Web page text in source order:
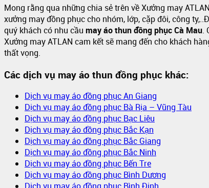
Mong rằng qua những chia sẻ trên về Xưởng may
xưởng may đồng phục cho nhóm, lớp, cặp đôi, công
quý khách có nhu cầu may áo thun đồng phục Cà Mau.
Xưởng may ATLAN cam kết sẽ mang đến cho khách
thất vọng.
Các dịch vụ may áo thun đồng phục khác:
Dịch vụ may áo đồng phục An Giang
Dịch vụ may áo đồng phục Bà Rịa – Vũng Tàu
Dịch vụ may áo đồng phục Bạc Liêu
Dịch vụ may áo đồng phục Bắc Kạn
Dịch vụ may áo đồng phục Bắc Giang
Dịch vụ may áo đồng phục Bắc Ninh
Dịch vụ may áo đồng phục Bến Tre
Dịch vụ may áo đồng phục Bình Dương